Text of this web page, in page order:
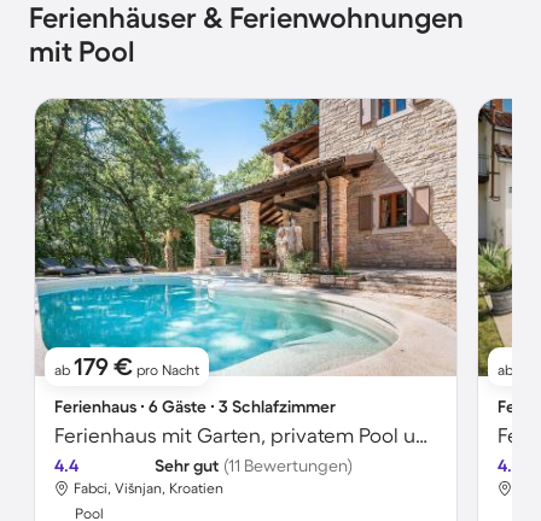
Ferienhäuser & Ferienwohnungen
mit Pool
ab 179 € pro Nacht
Ferienhaus ∙ 6 Gäste ∙ 3 Schlafzimmer
Ferienhaus mit Garten, privatem Pool und Grill
4.4 Sehr gut (11 Bewertungen)
Fabci, Višnjan, Kroatien
Pool
ab
4.0